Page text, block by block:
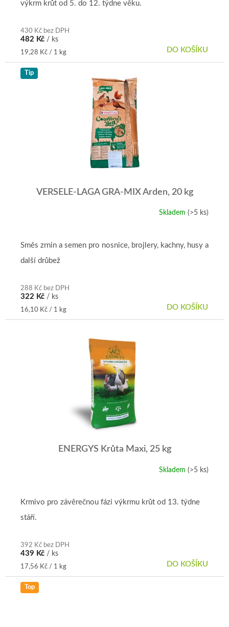
430 Kč bez DPH
482 Kč / ks
Měrná
cena:
19,28 Kč / 1 kg DO KOŠÍKU
výkrm krůt od 5. do 12. týdne věku.
Tip
VERSELE-LAGA GRA-MIX Arden, 20 kg
Skladem (>5 ks)
288 Kč bez DPH
322 Kč / ks
Měrná
cena:
16,10 Kč / 1 kg DO KOŠÍKU
Směs zrnin a semen pro nosnice, brojlery, kachny, husy a
další drůbež
ENERGYS Krůta Maxi, 25 kg
Skladem (>5 ks)
392 Kč bez DPH
439 Kč / ks
Měrná
cena:
17,56 Kč / 1 kg DO KOŠÍKU
Krmivo pro závěrečnou fázi výkrmu krůt od 13. týdne
stáří.
Top